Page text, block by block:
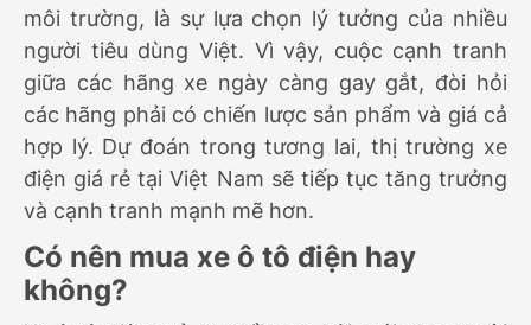
môi trường, là sự lựa chọn lý tưởng của nhiều
người tiêu dùng Việt. Vì vậy, cuộc cạnh tranh
giữa các hãng xe ngày càng gay gắt, đòi hỏi
các hãng phải có chiến lược sản phẩm và giá cả
hợp lý. Dự đoán trong tương lai, thị trường xe
điện giá rẻ tại Việt Nam sẽ tiếp tục tăng trưởng
và cạnh tranh mạnh mẽ hơn.
Có nên mua xe ô tô điện hay
không?